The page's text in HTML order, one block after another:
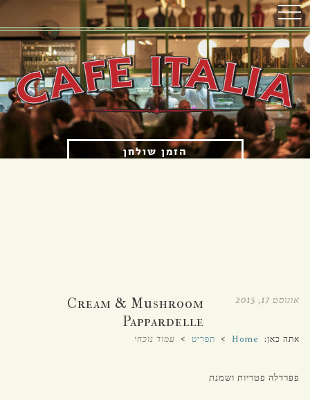
הזמן שולחן
אוגוסט 17, 2015
Cream & Mushroom
Pappardelle
אתה כאן: Home
> תפריט > עמוד נוכחי
פפרדלה פטריות ושמנת